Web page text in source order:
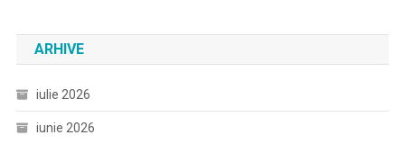
ARHIVE
iulie 2026
iunie 2026